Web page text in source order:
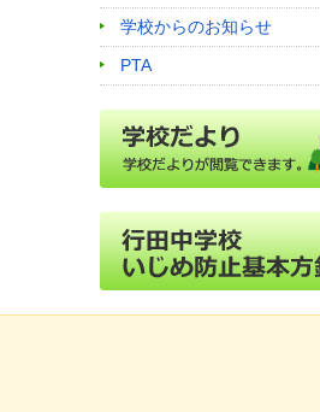
学校からのお知らせ
PTA